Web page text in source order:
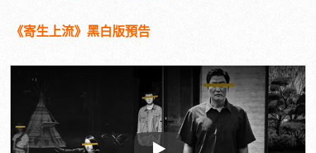
《寄生上流》黑白版預告